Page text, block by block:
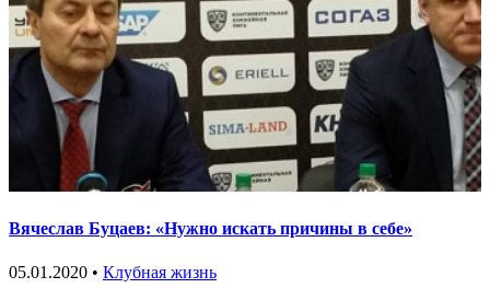
Вячеслав Буцаев: «Нужно искать причины в себе»
05.01.2020 • Клубная жизнь